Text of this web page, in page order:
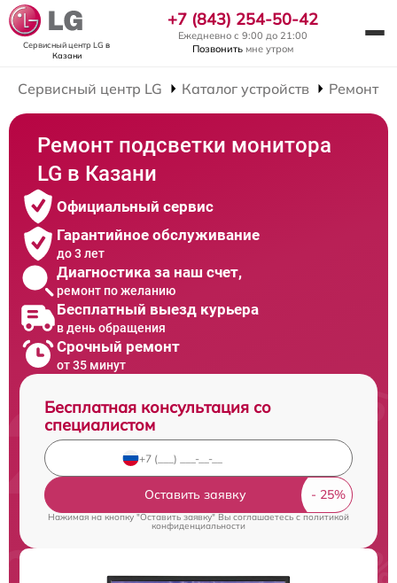
Сервисный центр LG в
Казани
+7 (843) 254-50-42
Ежедневно с 9:00 до 21:00
Позвонить мне утром
Сервисный центр LG Каталог устройств Ремонт
Ремонт подсветки монитора
LG в Казани
Официальный сервис
Гарантийное обслуживание
до 3 лет
Диагностика за наш счет,
ремонт по желанию
Бесплатный выезд курьера
в день обращения
Срочный ремонт
от 35 минут
Бесплатная консультация со
специалистом
Оставить заявку
Нажимая на кнопку "Оставить заявку" Вы соглашаетесь cполитикой
конфиденциальности